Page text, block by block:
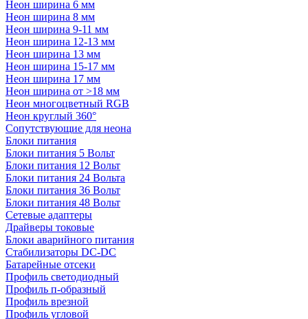
Неон ширина 6 мм
Неон ширина 8 мм
Неон ширина 9-11 мм
Неон ширина 12-13 мм
Неон ширина 13 мм
Неон ширина 15-17 мм
Неон ширина 17 мм
Неон ширина от >18 мм
Неон многоцветный RGB
Неон круглый 360°
Сопутствующие для неона
Блоки питания
Блоки питания 5 Вольт
Блоки питания 12 Вольт
Блоки питания 24 Вольта
Блоки питания 36 Вольт
Блоки питания 48 Вольт
Сетевые адаптеры
Драйверы токовые
Блоки аварийного питания
Стабилизаторы DC-DC
Батарейные отсеки
Профиль светодиодный
Профиль п-образный
Профиль врезной
Профиль угловой